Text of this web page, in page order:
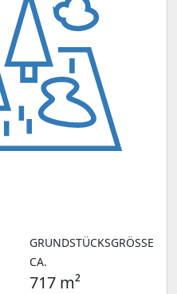
GRUNDSTÜCKSGRÖSSE C
A.
717 m²